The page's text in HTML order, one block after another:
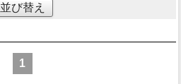
並び替え
1